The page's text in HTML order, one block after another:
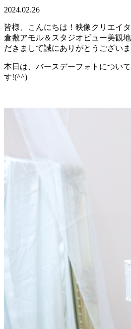
2024.02.26
皆様、こんにちは！映像クリエイ
倉敷アモル＆スタジオビュー美観
だきまして誠にありがとうございま
本日は、 バースデーフォト につい
す!(^^)